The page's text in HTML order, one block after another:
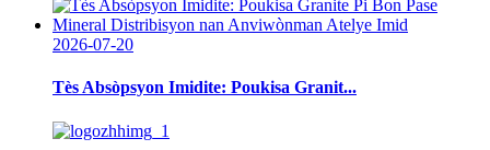
2026-07-20
Tès Absòpsyon Imidite: Poukisa Granit...